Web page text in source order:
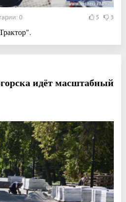
0 5 3
идёт масштабный